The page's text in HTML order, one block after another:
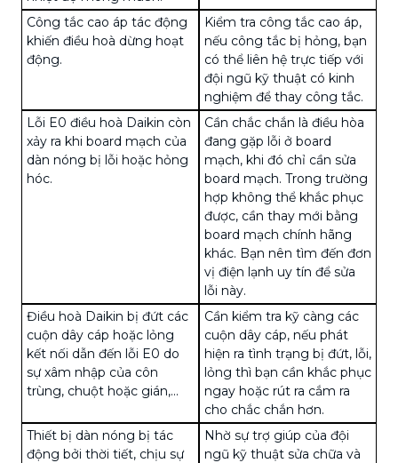
Công tắc cao áp tác động
khiến điều hoà dừng hoạt
động.
Kiểm tra công tắc cao áp,
nếu công tắc bị hỏng, bạn
có thể liên hệ trực tiếp với
đội ngũ kỹ thuật có kinh
nghiệm để thay công tắc.
Lỗi E0 điều hoà Daikin còn
xảy ra khi board mạch của
dàn nóng bị lỗi hoặc hỏng
hóc.
Cần chắc chắn là điều hòa
đang gặp lỗi ở board
mạch, khi đó chỉ cần sửa
board mạch. Trong trường
hợp không thể khắc phục
được, cần thay mới bằng
board mạch chính hãng
khác. Bạn nên tìm đến đơn
vị điện lạnh uy tín để sửa
lỗi này.
Điều hoà Daikin bị đứt các
cuộn dây cáp hoặc lỏng
kết nối dẫn đến lỗi E0 do
sự xâm nhập của côn
trùng, chuột hoặc gián,...
Cần kiểm tra kỹ càng các
cuộn dây cáp, nếu phát
hiện ra tình trạng bị đứt, lỗi,
lỏng thì bạn cần khắc phục
ngay hoặc rút ra cắm ra
cho chắc chắn hơn.
Thiết bị dàn nóng bị tác
động bởi thời tiết, chịu sự
Nhờ sự trợ giúp của đội
ngũ kỹ thuật sửa chữa và